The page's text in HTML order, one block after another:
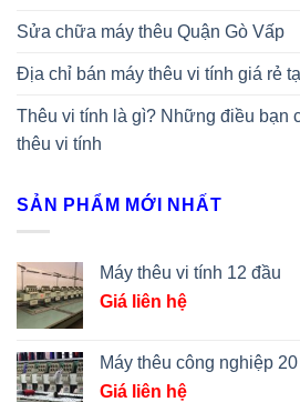
Sửa chữa máy thêu Quận Gò Vấp
Địa chỉ bán máy thêu vi tính giá rẻ
Thêu vi tính là gì? Những điều bạn
thêu vi tính
SẢN PHẨM MỚI NHẤT
Máy thêu vi tính 12 đầu
Giá liên hệ
Máy thêu công nghiệp
Giá liên hệ